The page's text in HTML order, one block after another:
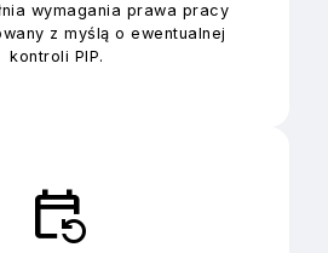
wymagania prawa pracy
z myślą o ewentualnej
kontroli PIP.
event_repeat